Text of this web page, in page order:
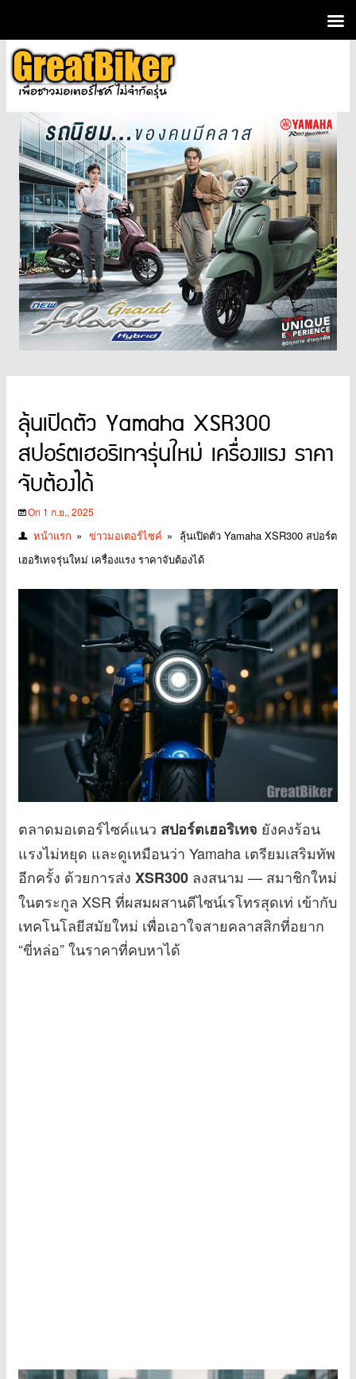
ลุ้นเปิดตัว Yamaha XSR300
สปอร์ตเฮอริเทจรุ่นใหม่ เครื่องแรง ราคา
จับต้องได้
On 1 ก.ย., 2025
หน้าแรก » ข่าวมอเตอร์ไซค์ » ลุ้นเปิดตัว Yamaha XSR300 สปอร์ต
เฮอริเทจรุ่นใหม่ เครื่องแรง ราคาจับต้องได้
ตลาดมอเตอร์ไซค์แนว สปอร์ตเฮอริเทจ ยังคงร้อน
แรงไม่หยุด และดูเหมือนว่า Yamaha เตรียมเสริมทัพ
อีกครั้ง ด้วยการส่ง XSR300 ลงสนาม — สมาชิกใหม่
ในตระกูล XSR ที่ผสมผสานดีไซน์เรโทรสุดเท่ เข้ากับ
เทคโนโลยีสมัยใหม่ เพื่อเอาใจสายคลาสสิกที่อยาก
“ขี่หล่อ” ในราคาที่คบหาได้